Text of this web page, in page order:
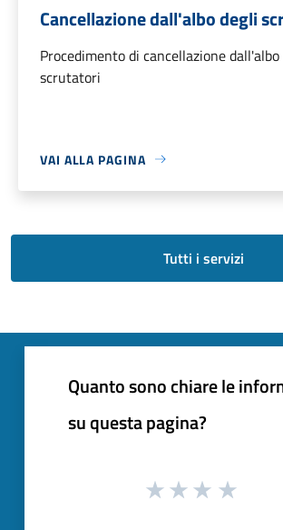
Cancellazione dall'albo degli
Procedimento di cancellazione dall'albo
scrutatori
VAI ALLA PAGINA
Tutti i servizi
Quanto sono chiare le
su questa pagina?